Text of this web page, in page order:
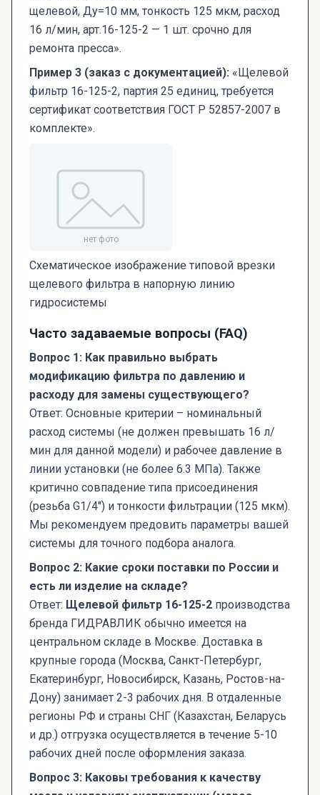
щелевой, Ду=10 мм, тонкость 125 мкм, расход
16 л/мин, арт.16-125-2 — 1 шт. срочно для
ремонта пресса».
Пример 3 (заказ с документацией): «Щелевой
фильтр 16-125-2, партия 25 единиц, требуется
сертификат соответствия ГОСТ Р 52857-2007 в
комплекте».
Схематическое изображение типовой врезки
щелевого фильтра в напорную линию
гидросистемы
Часто задаваемые вопросы (FAQ)
Вопрос 1: Как правильно выбрать
модификацию фильтра по давлению и
расходу для замены существующего?
Ответ: Основные критерии – номинальный
расход системы (не должен превышать 16 л/
мин для данной модели) и рабочее давление в
линии установки (не более 6.3 МПа). Также
критично совпадение типа присоединения
(резьба G1/4") и тонкости фильтрации (125 мкм).
Мы рекомендуем предовить параметры вашей
системы для точного подбора аналога.
Вопрос 2: Какие сроки поставки по России и
есть ли изделие на складе?
Ответ: Щелевой фильтр 16-125-2 производства
бренда ГИДРАВЛИК обычно имеется на
центральном складе в Москве. Доставка в
крупные города (Москва, Санкт-Петербург,
Екатеринбург, Новосибирск, Казань, Ростов-на-
Дону) занимает 2-3 рабочих дня. В отдаленные
регионы РФ и страны СНГ (Казахстан, Беларусь
и др.) отгрузка осуществляется в течение 5-10
рабочих дней после оформления заказа.
Вопрос 3: Каковы требования к качеству